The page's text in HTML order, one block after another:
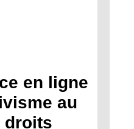
en ligne
au
droits